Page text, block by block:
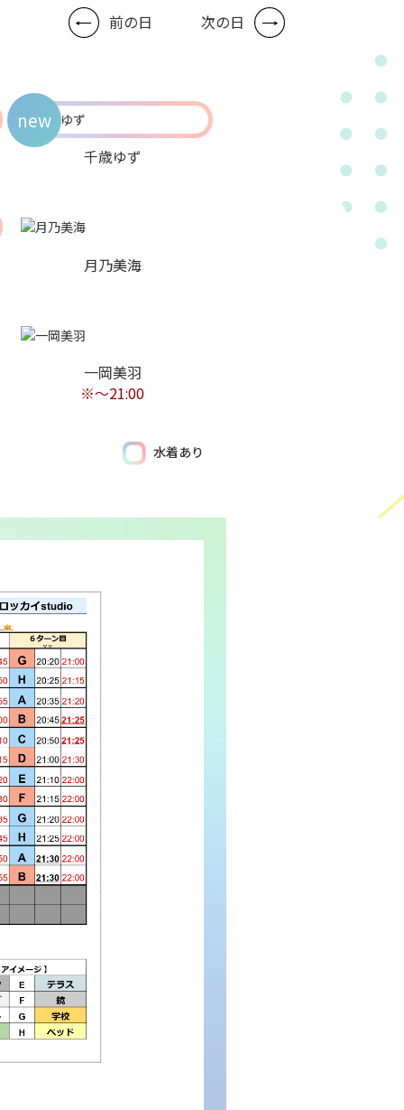
前の日 次の日
千歳ゆず
new
月乃美海
一岡美羽
※～21:00
水着あり